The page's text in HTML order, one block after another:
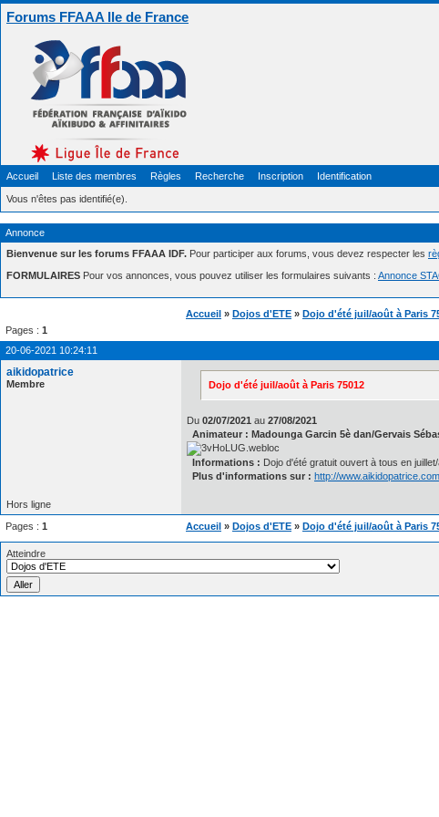
Forums FFAAA Ile de France
Accueil Liste des membres Règles Recherche Inscription Identification
Vous n'êtes pas identifié(e).
Annonce
Bienvenue sur les forums FFAAA IDF. Pour participer aux forums, vous devez respecter les
FORMULAIRES Pour vos annonces, vous pouvez utiliser les formulaires suivants : Annonce
Accueil » Dojos d'ETE » Dojo d'été juil/août à Paris
Pages : 1
20-06-2021 10:24:11
aikidopatrice
Membre Dojo d'été juil/août à Paris 75012
Du 02/07/2021 au 27/08/2021
Animateur : Madounga Garcin 5è dan/Gervais
Informations : Dojo d'été gratuit ouvert à tous en
Plus d'informations sur : http://
Hors ligne
Pages : 1 Accueil » Dojos d'ETE » Dojo d'été juil/août à Paris
Atteindre